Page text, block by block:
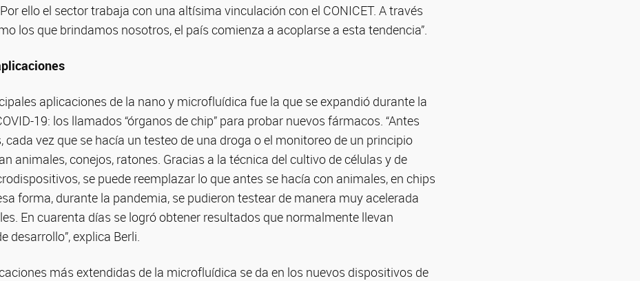
ello el sector trabaja con una altísima vinculación con el CONICET. A través
los que brindamos nosotros, el país comienza a acoplarse a esta tendencia”.
aplicaciones de la nano y microfluídica fue la que se expandió durante la
19: los llamados “órganos de chip” para probar nuevos fármacos. “Antes
cada vez que se hacía un testeo de una droga o el monitoreo de un principio
animales, conejos, ratones. Gracias a la técnica del cultivo de células y de
se puede reemplazar lo que antes se hacía con animales, en chips
forma, durante la pandemia, se pudieron testear de manera muy acelerada
En cuarenta días se logró obtener resultados que normalmente llevan
desarrollo”, explica Berli.
más extendidas de la microfluídica se da en los nuevos dispositivos de